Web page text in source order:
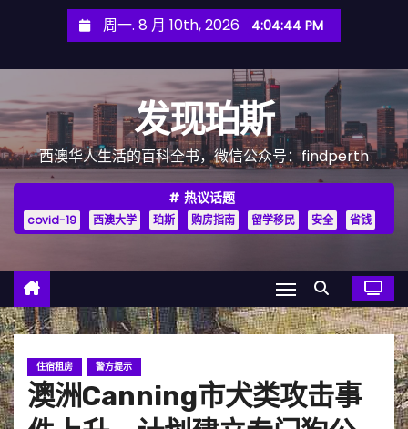
周一. 8 月 10th, 2026 4:04:45 PM
发现珀斯
西澳华人生活的百科全书，微信公众号：findperth
热议话题
covid-19 西澳大学 珀斯 购房指南 留学移民 安全 省钱
住宿租房 警方提示
澳洲Canning市犬类攻击事